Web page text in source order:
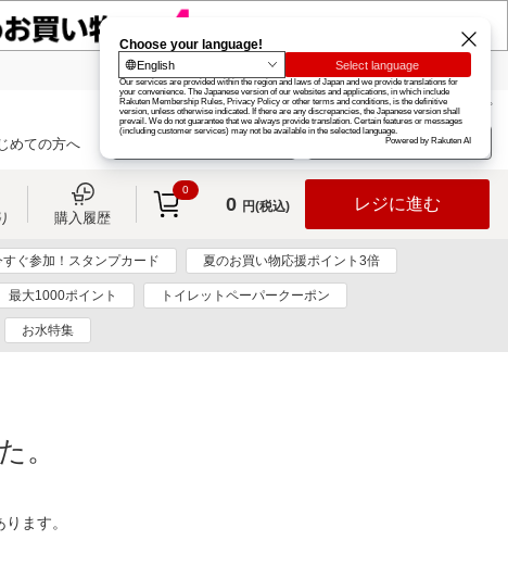
楽天グループ カード
お知らせ ヘルプ
めての方へ ログイン
購入履歴
0
0 円(税込) レジに進む
すぐ参加！スタンプカード 夏のお買い物応援ポイント3倍
最大1000ポイント トイレットペーパークーポン
お水特集
。
ます。